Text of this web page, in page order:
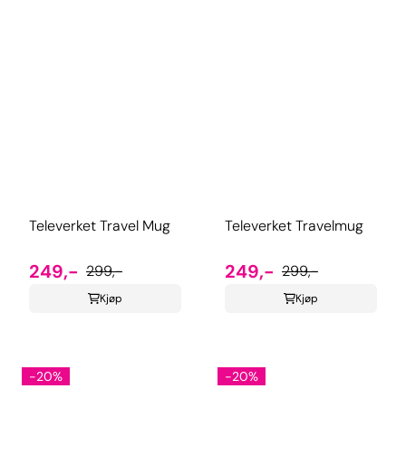
Televerket Travel Mug
249,- 299,-
Kjøp
Televerket Travelmug
249,- 299,-
Kjøp
-20% -20%